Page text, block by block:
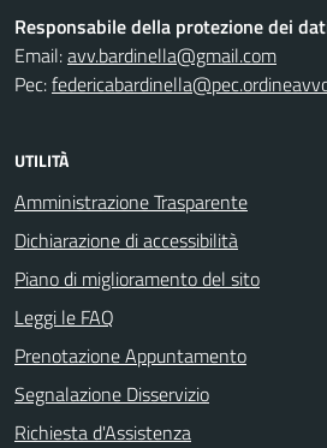
Responsabile della protezione dei
Email:avv.bardinella@gmail.com
Pec:
UTILITÀ
Amministrazione Trasparente
Dichiarazione di accessibilità
Piano di miglioramento del sito
Leggi le FAQ
Prenotazione Appuntamento
Segnalazione Disservizio
Richiesta d'Assistenza